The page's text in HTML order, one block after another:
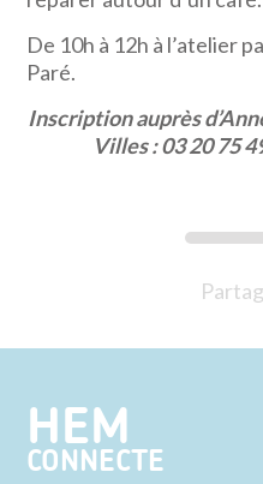
De 10h à 12h à l’atelier
Paré.
Inscription auprès
Villes : 03 20 75
HEM
CONNECTE